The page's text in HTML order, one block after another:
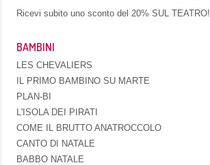
Ricevi subito uno sconto del 20% SUL TEATRO!
BAMBINI
LES CHEVALIERS
IL PRIMO BAMBINO SU MARTE
PLAN-BI
L'ISOLA DEI PIRATI
COME IL BRUTTO ANATROCCOLO
CANTO DI NATALE
BABBO NATALE